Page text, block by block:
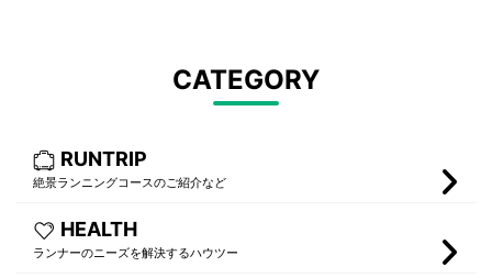
CATEGORY
RUNTRIP
絶景ランニングコースのご紹介など
HEALTH
ランナーのニーズを解決するハウツー